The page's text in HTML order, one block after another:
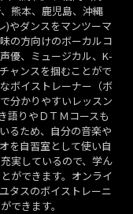
熊本、鹿児島、沖縄
)やダンスをマンツーマ
の方向けのボーカルコ
優、ミュージカル、K-
ャンスを掴むことがで
ボイストレーナー（ボ
分かりやすいレッスン
語りやＤＴＭコースも
るため、自分の音楽や
を自習室として使い自
実しているので、学ん
ができます。オンライ
タスのボイストレーニ
できます。